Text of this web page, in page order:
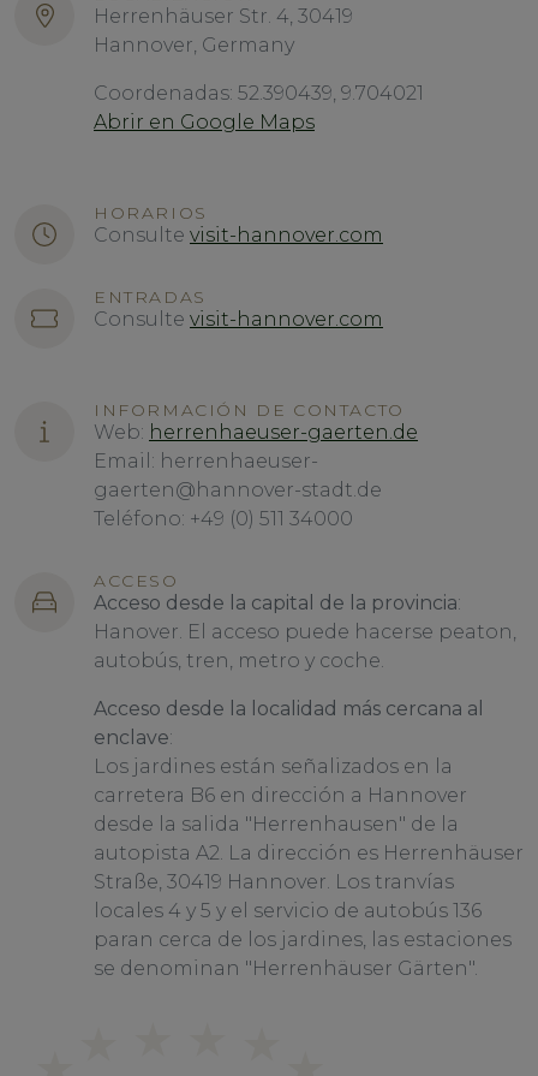
Herrenhäuser Str. 4, 30419
Hannover, Germany
Coordenadas: 52.390439, 9.704021
Abrir en Google Maps
HORARIOS
Consulte visit-hannover.com
ENTRADAS
Consulte visit-hannover.com
INFORMACIÓN DE CONTACTO
Web: herrenhaeuser-gaerten.de
Email: herrenhaeuser-
gaerten@hannover-stadt.de
Teléfono: +49 (0) 511 34000
ACCESO
Acceso desde la capital de la provincia:
Hanover. El acceso puede hacerse peaton,
autobús, tren, metro y coche.
Acceso desde la localidad más cercana al
enclave:
Los jardines están señalizados en la
carretera B6 en dirección a Hannover
desde la salida "Herrenhausen" de la
autopista A2. La dirección es Herrenhäuser
Straße, 30419 Hannover. Los tranvías
locales 4 y 5 y el servicio de autobús 136
paran cerca de los jardines, las estaciones
se denominan "Herrenhäuser Gärten".